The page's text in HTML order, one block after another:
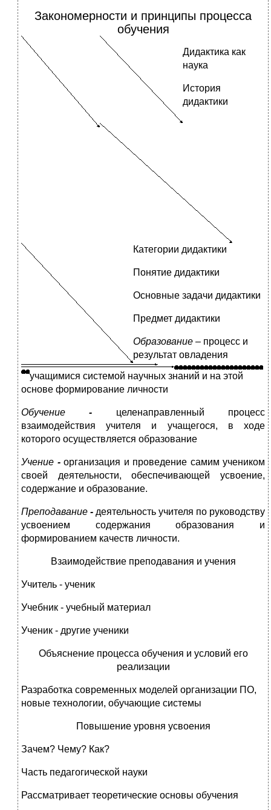
Закономерности и принципы процесса
обучения
Дидактика как
наука
История
дидактики
Категории дидактики
Понятие дидактики
Основные задачи дидактики
Предмет дидактики
Образование – процесс и
результат овладения
учащимися системой научных знаний и на этой
основе формирование личности
Обучение- целенаправленный процесс
взаимодействия учителя и учащегося, в ходе
которого осуществляется образование
Учение -организация и проведение самим учеником
своей деятельности, обеспечивающей усвоение,
содержание и образование.
Преподавание - деятельность учителя по руководству
усвоением содержания образования и
формированием качеств личности.
Взаимодействие преподавания и учения
Учитель - ученик
Учебник - учебный материал
Ученик - другие ученики
Объяснение процесса обучения и условий его
реализации
Разработка современных моделей организации ПО,
новые технологии, обучающие системы
Повышение уровня усвоения
Зачем? Чему? Как?
Часть педагогической науки
Рассматривает теоретические основы обучения